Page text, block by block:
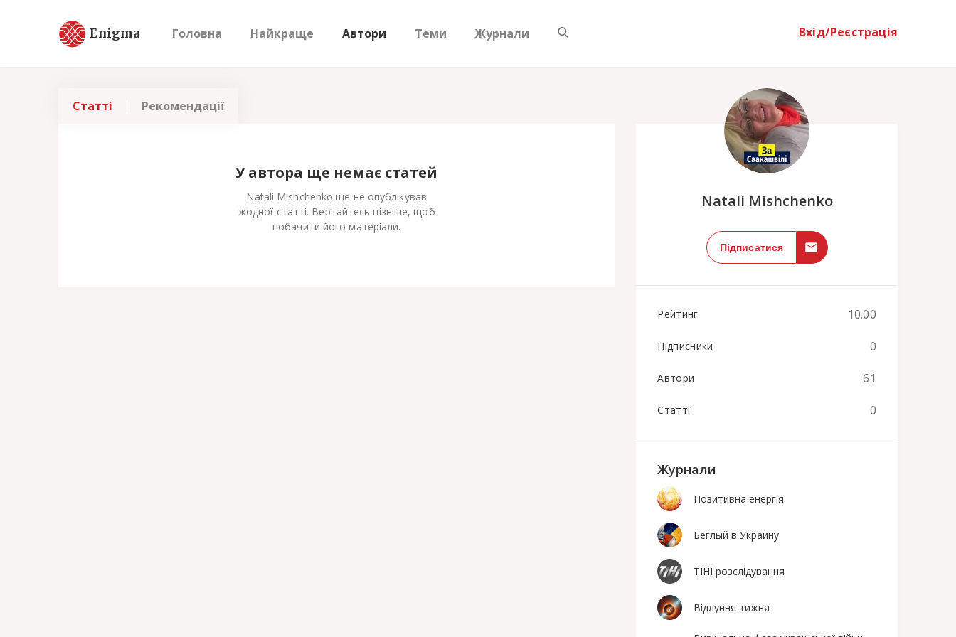
Enigma Головна Найкраще Автори Теми Журнали Вхід/Реєстрація
Natali Mishchenko
Підписатися
Рейтинг 10.00
Підписники 0
Автори 61
Статті 0
Журнали
Позитивна енергія
Беглый в Украину
ТІНІ розслідування
Відлуння тижня
Статті Рекомендації
У автора ще немає статей
Natali Mishchenko ще не опублікував
жодної статті. Вертайтесь пізніше, щоб
побачити його матеріали.